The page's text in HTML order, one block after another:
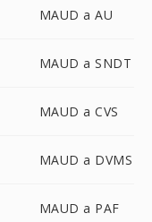
MAUD a AU
MAUD a SNDT
MAUD a CVS
MAUD a DVMS
MAUD a PAF